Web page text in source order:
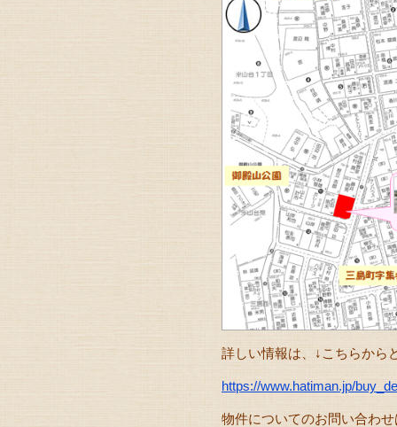
詳しい情報は、↓こちらから
https://www.hatiman.jp/
物件についてのお問い合わ